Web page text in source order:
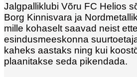
Jalgpalliklubi Võru FC Helios
Borg Kinnisvara ja
mille kohaselt saavad neist
esindusmeeskonna
kaheks aastaks ning kui
plaanitakse seda pikendada.